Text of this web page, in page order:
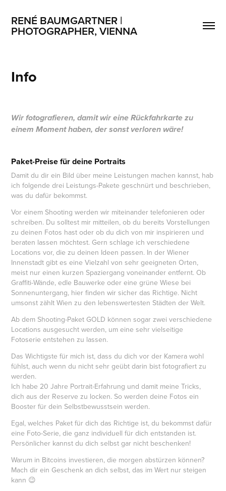
RENÉ BAUMGARTNER |
PHOTOGRAPHER, VIENNA
Info
Wir fotografieren, damit wir eine Rückfahrkarte zu
einem Moment haben, der sonst verloren wäre!
Paket-Preise für deine Portraits
Damit du dir ein Bild über meine Leistungen machen kannst, hab
ich folgende drei Leistungs-Pakete geschnürt und beschrieben,
was du dafür bekommst.
Vor einem Shooting werden wir miteinander telefonieren oder
schreiben. Du solltest mir mitteilen, ob du bereits Vorstellungen
zu deinen Fotos hast oder ob du dich von mir inspirieren und
beraten lassen möchtest. Gern schlage ich verschiedene
Locations vor, die zu deinen Ideen passen. In der Wiener
Innenstadt gibt es eine Vielzahl von sehr geeigneten Orten,
meist nur einen kurzen Spaziergang voneinander entfernt. Ob
Graffiti-Wände, edle Bauwerke oder eine grüne Wiese bei
Sonnenuntergang, hier finden wir sicher das Richtige. Nicht
umsonst zählt Wien zu den lebenswertesten Städten der Welt.
Ab dem Shooting-Paket GOLD können sogar zwei verschiedene
Locations ausgesucht werden, um eine sehr vielseitige
Fotoserie entstehen zu lassen.
Das Wichtigste für mich ist, dass du dich vor der Kamera wohl
fühlst, auch wenn du nicht sehr geübt darin bist fotografiert zu
werden.
Ich habe 20 Jahre Portrait-Erfahrung und damit meine Tricks,
dich aus der Reserve zu locken. So werden deine Fotos ein
Booster für dein Selbstbewusstsein werden.
Egal, welches Paket für dich das Richtige ist, du bekommst dafür
eine Foto-Serie, die ganz individuell für dich entstanden ist.
Persönlicher kannst du dich selbst gar nicht beschenken!
Warum in Bitcoins investieren, die morgen abstürzen können?
Mach dir ein Geschenk an dich selbst, das im Wert nur steigen
kann 😉